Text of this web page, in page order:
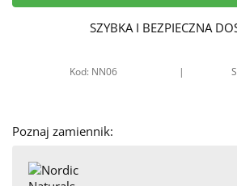
SZYBKA I BEZPIECZNA
Kod: NN06 |
Poznaj zamiennik: